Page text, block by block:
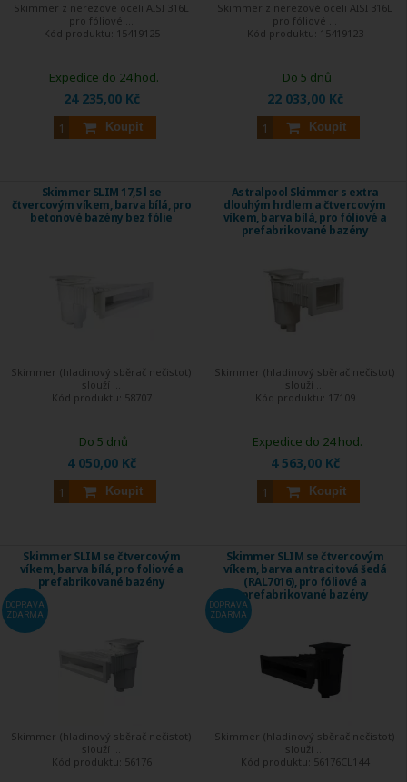
Skimmer z nerezové oceli AISI 316L
pro fóliové ...
Kód produktu: 15419125
24 235,00 Kč
Koupit
Expedice do 24 hod.
Skimmer z nerezové oceli AISI 316L
pro fóliové ...
Kód produktu: 15419123
22 033,00 Kč
Koupit
Do 5 dnů
Skimmer SLIM 17,5 l se
čtvercovým víkem, barva bílá, pro
betonové bazény bez fólie
Skimmer (hladinový sběrač nečistot)
slouží ...
Kód produktu: 58707
4 050,00 Kč
Koupit
Do 5 dnů
Astralpool Skimmer s extra
dlouhým hrdlem a čtvercovým
víkem, barva bílá, pro fóliové a
prefabrikované bazény
Skimmer (hladinový sběrač nečistot)
slouží ...
Kód produktu: 17109
4 563,00 Kč
Koupit
Expedice do 24 hod.
Skimmer SLIM se čtvercovým
víkem, barva bílá, pro foliové a
prefabrikované bazény
DOPRAVA
ZDARMA
Skimmer (hladinový sběrač nečistot)
slouží ...
Kód produktu: 56176
Skimmer SLIM se čtvercovým
víkem, barva antracitová šedá
(RAL7016), pro fóliové a
prefabrikované bazény
DOPRAVA
ZDARMA
Skimmer (hladinový sběrač nečistot)
slouží ...
Kód produktu: 56176CL144